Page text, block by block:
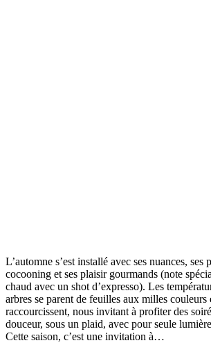
L’automne s’est installé avec ses nuances, ses
cocooning et ses plaisir gourmands (note
chaud avec un shot d’expresso). Les
arbres se parent de feuilles aux milles couleurs
raccourcissent, nous invitant à profiter des
douceur, sous un plaid, avec pour seule
Cette saison, c’est une invitation à…